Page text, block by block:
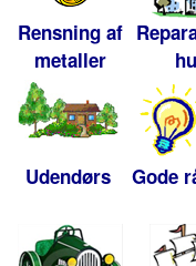
Rensning af
metaller
Udendørs Gode